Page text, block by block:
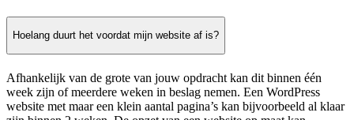
Hoelang duurt het voordat mijn website af is?
Afhankelijk van de grote van jouw opdracht kan dit binnen één
week zijn of meerdere weken in beslag nemen. Een WordPress
website met maar een klein aantal pagina’s kan bijvoorbeeld al klaar